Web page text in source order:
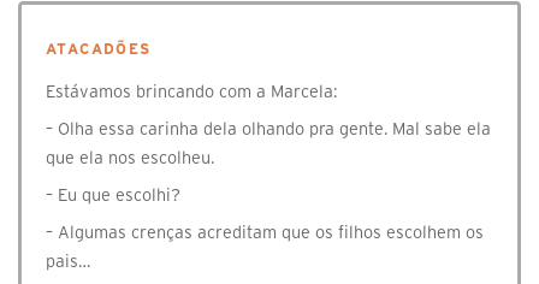
ATACADÕES
Estávamos brincando com a Marcela:
– Olha essa carinha dela olhando pra gente. Mal sabe ela
que ela nos escolheu.
– Eu que escolhi?
– Algumas crenças acreditam que os filhos escolhem os
pais…